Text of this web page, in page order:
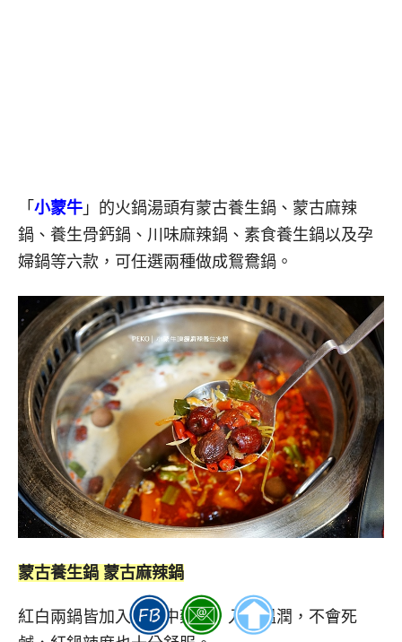
「 小蒙牛 」的火鍋湯頭有蒙古養生鍋、蒙古麻辣
鍋、養生骨鈣鍋、川味麻辣鍋、素食養生鍋以及孕
婦鍋等六款，可任選兩種做成鴛鴦鍋。
蒙古養生鍋 蒙古麻辣鍋
紅白兩鍋皆加入大量中藥材，入口溫潤，不會死